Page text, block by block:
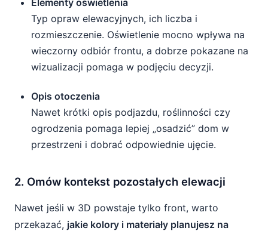
Elementy oświetlenia
Typ opraw elewacyjnych, ich liczba i
rozmieszczenie. Oświetlenie mocno wpływa na
wieczorny odbiór frontu, a dobrze pokazane na
wizualizacji pomaga w podjęciu decyzji.
Opis otoczenia
Nawet krótki opis podjazdu, roślinności czy
ogrodzenia pomaga lepiej „osadzić” dom w
przestrzeni i dobrać odpowiednie ujęcie.
2. Omów kontekst pozostałych elewacji
Nawet jeśli w 3D powstaje tylko front, warto
przekazać, jakie kolory i materiały planujesz na